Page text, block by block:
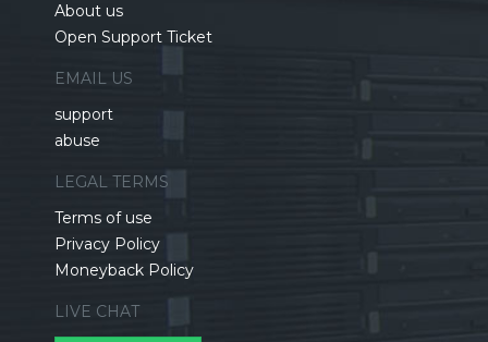
About us
Open Support Ticket
EMAIL US
support
abuse
LEGAL TERMS
Terms of use
Privacy Policy
Moneyback Policy
LIVE CHAT